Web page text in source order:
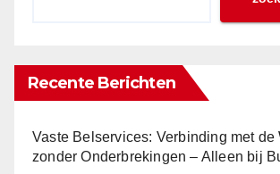
Recente Berichten
Vaste Belservices: Verbinding met de
zonder Onderbrekingen – Alleen bij